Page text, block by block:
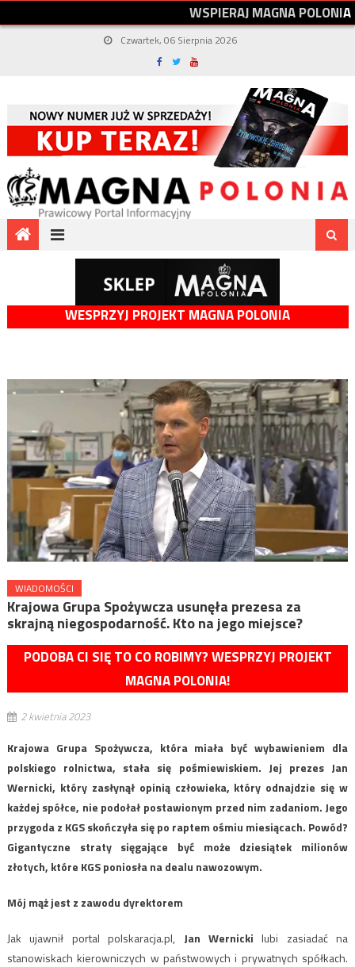
WSPIERAJMAGNAPOLONIA
Czwartek, 06 Sierpnia 2026
WESPRZYJ PROJEKT MAGNA POLONIA
WIADOMOŚCI
Krajowa Grupa Spożywcza usunęła prezesa za
skrajną niegospodarność. Kto na jego miejsce?
PODOBA CI SIĘ TO CO ROBIMY? WESPRZYJ PROJEKT
MAGNA POLONIA!
2 kwietnia 2023
Krajowa Grupa Spożywcza, która miała być wybawieniem dla
polskiego rolnictwa, stała się pośmiewiskiem. Jej prezes Jan
Wernicki, który zasłynął opinią człowieka, który odnajdzie się w
każdej spółce, nie podołał postawionym przed nim zadaniom. Jego
przygoda z KGS skończyła się po raptem ośmiu miesiącach. Powód?
Gigantyczne straty sięgające być może dziesiątek milionów
złotych, które KGS poniosła na dealu nawozowym.
Mój mąż jest z zawodu dyrektorem
Jak ujawnił portal polskaracja.pl, Jan Wernicki lubi zasiadać na
stanowiskach kierowniczych w państwowych i prywatnych spółkach.